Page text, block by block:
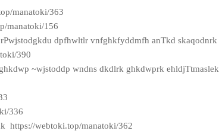
manatoki/363
manatoki/156
dpfhwltlr vnfghkfyddmfh anTkd skaqodnrk
390
~wjstoddp wndns dkdlrk ghkdwprk ehldjTtmaslek
336
https://webtoki.top/manatoki/362